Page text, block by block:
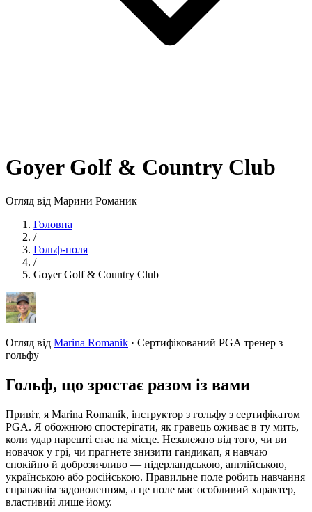
Goyer Golf & Country Club
Огляд від Марини Романик
Головна
/
Гольф-поля
/
Goyer Golf & Country Club
Огляд від Marina Romanik · Сертифікований PGA тренер з
гольфу
Гольф, що зростає разом із вами
Привіт, я Marina Romanik, інструктор з гольфу з сертифікатом
PGA. Я обожнюю спостерігати, як гравець оживає в ту мить,
коли удар нарешті стає на місце. Незалежно від того, чи ви
новачок у грі, чи прагнете знизити гандикап, я навчаю
спокійно й доброзичливо — нідерландською, англійською,
українською або російською. Правильне поле робить навчання
справжнім задоволенням, а це поле має особливий характер,
властивий лише йому.